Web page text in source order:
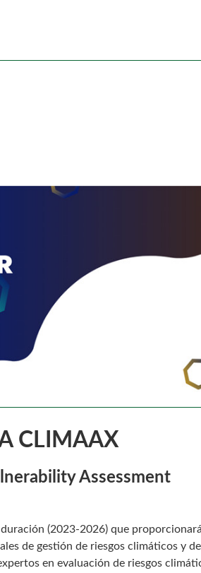
CLIMAAX
Assessment
(2023-2026) que
de gestión de riesgos climáticos y de
en evaluación de riesgos